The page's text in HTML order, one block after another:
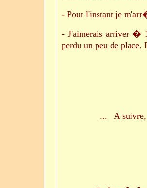
- Pour l'instant je
- J'aimerais arriver �
perdu un peu de
... A suivre,